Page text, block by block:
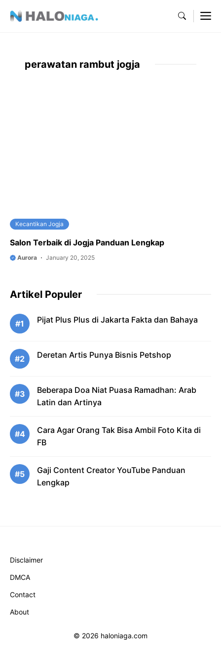
perawatan rambut jogja
Kecantikan Jogja
Salon Terbaik di Jogja Panduan Lengkap
Aurora January 20, 2025
Artikel Populer
#1 Pijat Plus Plus di Jakarta Fakta dan Bahaya
#2 Deretan Artis Punya Bisnis Petshop
#3
Beberapa Doa Niat Puasa Ramadhan: Arab
Latin dan Artinya
#4
Cara Agar Orang Tak Bisa Ambil Foto Kita di
FB
#5
Gaji Content Creator YouTube Panduan
Lengkap
Disclaimer
DMCA
Contact
About
© 2026 haloniaga.com